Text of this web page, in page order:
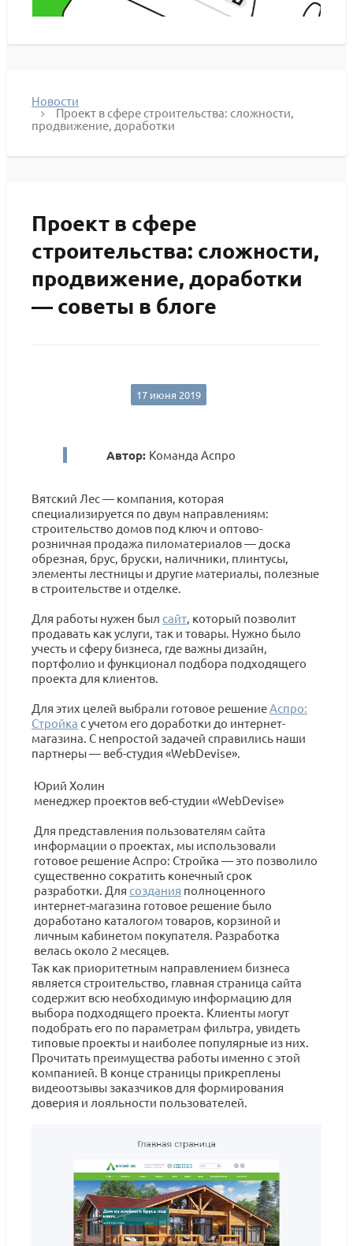
Новости
Проект в сфере строительства: сложности,
продвижение, доработки
Проект в сфере
строительства: сложности,
продвижение, доработки
— советы в блоге
17 июня 2019
Автор: Команда Аспро
Вятский Лес — компания, которая
специализируется по двум направлениям:
строительство домов под ключ и оптово-
розничная продажа пиломатериалов — доска
обрезная, брус, бруски, наличники, плинтусы,
элементы лестницы и другие материалы, полезные
в строительстве и отделке.
Для работы нужен был сайт, который позволит
продавать как услуги, так и товары. Нужно было
учесть и сферу бизнеса, где важны дизайн,
портфолио и функционал подбора подходящего
проекта для клиентов.
Для этих целей выбрали готовое решениеАспро:
Стройка с учетом его доработки до интернет-
магазина. С непростой задачей справились наши
партнеры — веб-студия «WebDevise».
Юрий Холин
менеджер проектов веб-студии «WebDevise»
Для представления пользователям сайта
информации о проектах, мы использовали
готовое решение Аспро: Стройка — это позволило
существенно сократить конечный срок
разработки. Для создания полноценного
интернет-магазина готовое решение было
доработано каталогом товаров, корзиной и
личным кабинетом покупателя. Разработка
велась около 2 месяцев.
Так как приоритетным направлением бизнеса
является строительство, главная страница сайта
содержит всю необходимую информацию для
выбора подходящего проекта. Клиенты могут
подобрать его по параметрам фильтра, увидеть
типовые проекты и наиболее популярные из них.
Прочитать преимущества работы именно с этой
компанией. В конце страницы прикреплены
видеоотзывы заказчиков для формирования
доверия и лояльности пользователей.